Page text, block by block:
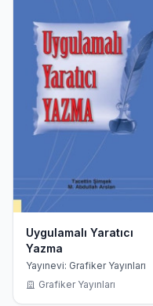
Uygulamalı Yaratıcı
Yazma
Yayınevi: Grafiker Yayınları
Grafiker Yayınları